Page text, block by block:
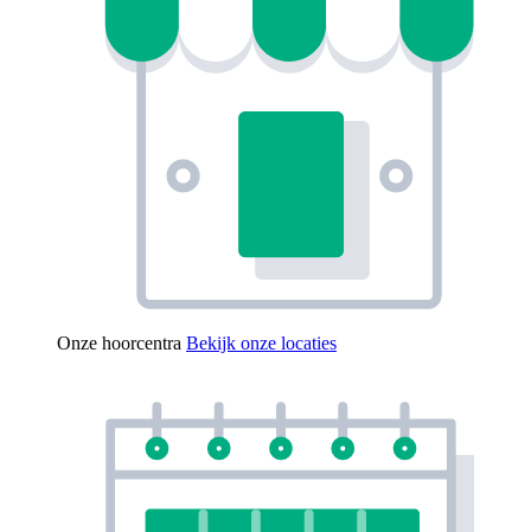
Onze hoorcentra Bekijk onze locaties